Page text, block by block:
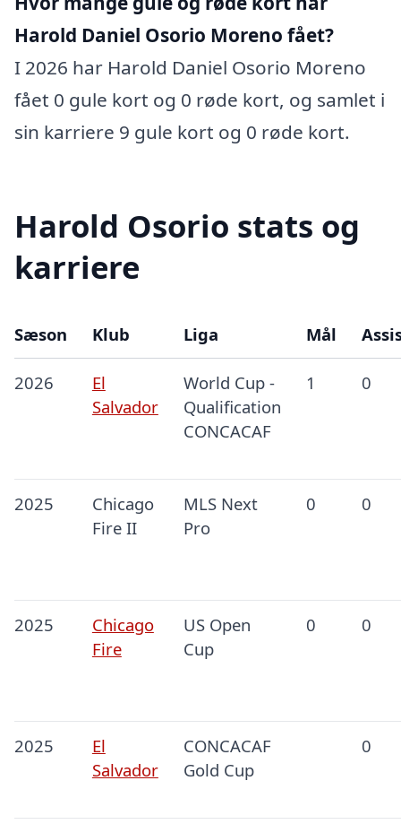
Harold Daniel Osorio Moreno fået?
I 2026 har Harold Daniel Osorio Moreno
fået 0 gule kort og 0 røde kort, og samlet i
sin karriere 9 gule kort og 0 røde kort.
Harold Osorio stats og
karriere
Sæson Klub Liga Mål
2026
El
Salvador
World Cup -
Qualification
CONCACAF
1 0
2025
Chicago
Fire II
MLS Next
Pro
0 0
2025
Chicago
Fire
US Open
Cup
0 0
2025
El
Salvador
CONCACAF
Gold Cup
0